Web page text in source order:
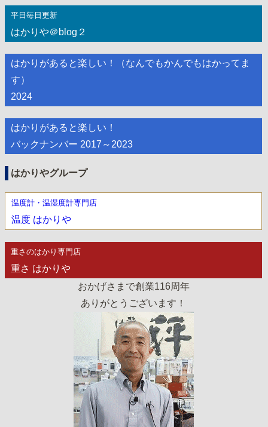
平日毎日更新
はかりや＠blog２
はかりがあると楽しい！（なんでもかんでもはかってま
す）
2024
はかりがあると楽しい！
バックナンバー 2017～2023
はかりやグループ
温度計・温湿度計専門店
温度 はかりや
重さのはかり専門店
重さ はかりや
おかげさまで創業116周年
ありがとうございます！